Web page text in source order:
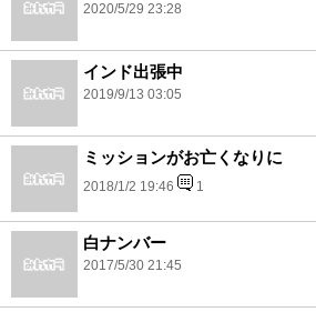
2020/5/29 23:28
インド出張中
2019/9/13 03:05
ミッションがお亡くなりに
2018/1/2 19:46 1
白ナンバー
2017/5/30 21:45